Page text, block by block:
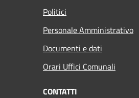
Politici
Personale Amministrativo
Documenti e dati
Orari Uffici Comunali
CONTATTI